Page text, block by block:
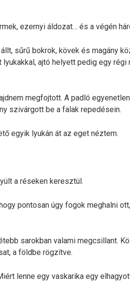
ezernyi áldozat… és a végén
sűrű bokrok, kövek és magány
ajtó helyett pedig egy régi
megfojtott. A padló
szivárgott be a falak repedésein.
egyik lyukán át az eget néztem.
a réseken keresztül.
pontosan úgy fogok meghalni
sarokban valami megcsillant.
a földbe rögzítve.
lenne egy vaskarika egy